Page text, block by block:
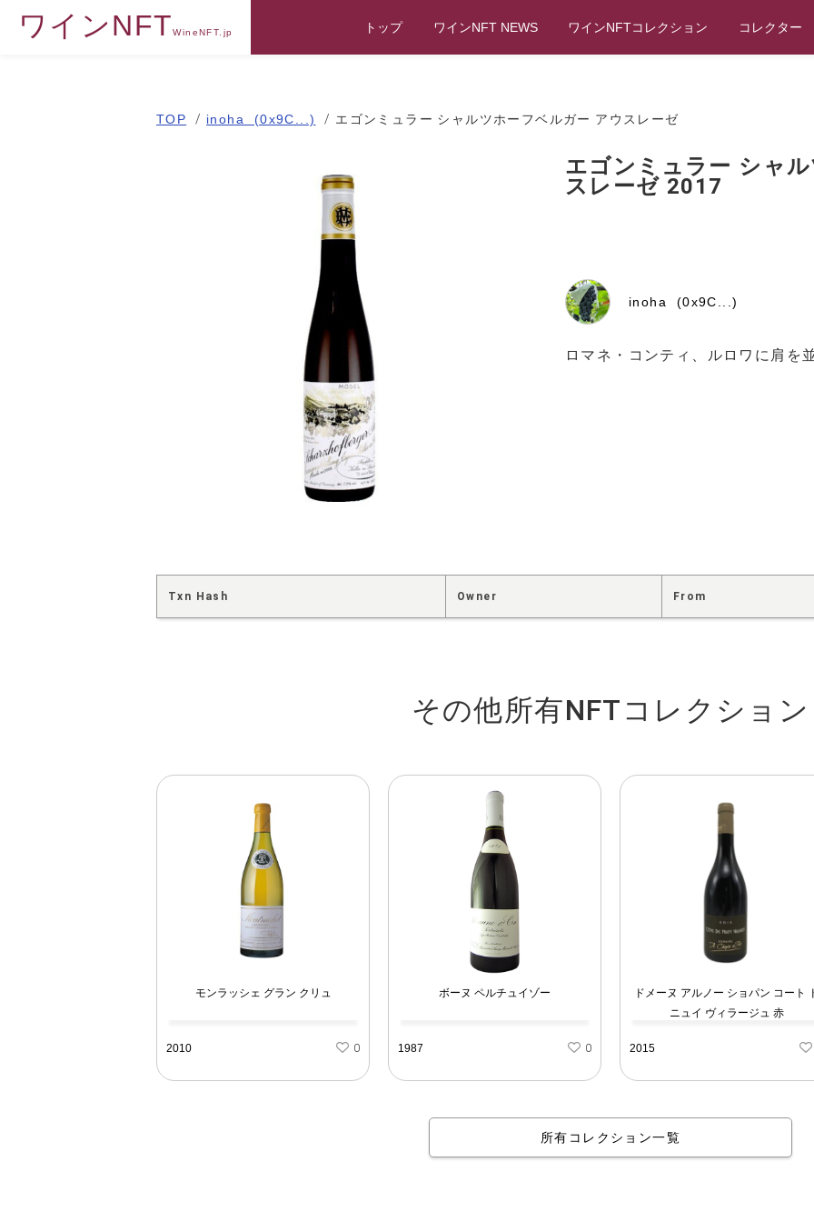
ワインNFTWineNFT.jp トップ ワインNFT NEWS ワインNFTコレクション コレクター
TOP inoha (0x9C...) エゴンミュラー シャルツホーフベルガー アウスレーゼ
エゴンミュラー シャ
スレーゼ 2017
inoha (0x9C...)
ロマネ・コンティ、ルロワに肩を
Txn Hash Owner From
その他所有NFTコレクション
モンラッシェ グラン クリュ
2010 0
ボーヌ ペルチュイゾー
1987 0
ドメーヌ アルノー ショパン コート
ニュイ ヴィラージュ 赤
2015
所有コレクション一覧